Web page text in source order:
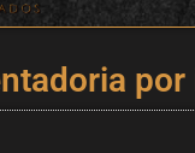
por